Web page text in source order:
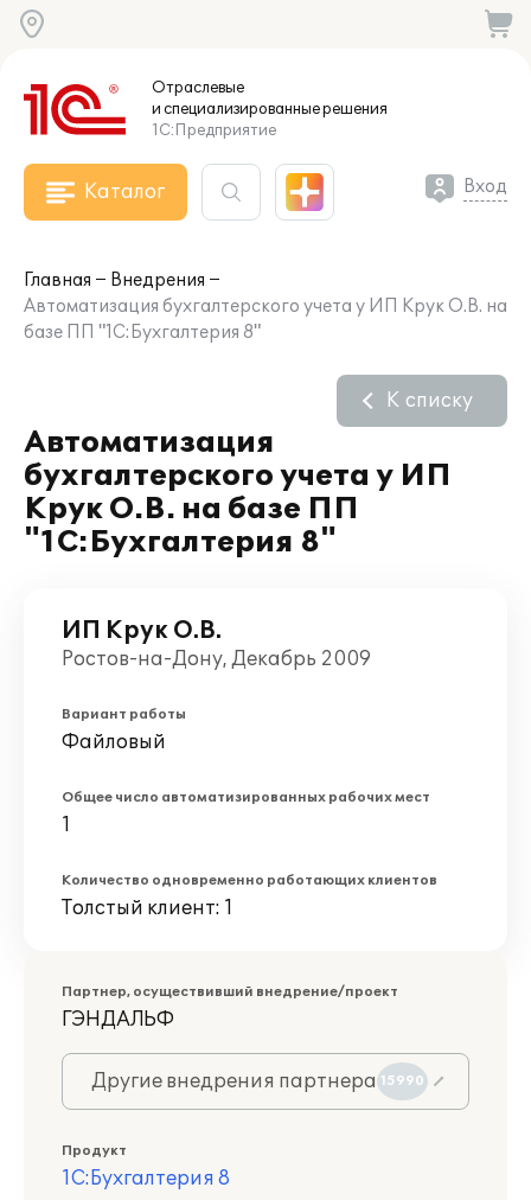
Отраслевые
и специализированныерешения
1С:Предприятие
Каталог Вход
Главная
Внедрения
Автоматизация бухгалтерского учета у ИП Крук О.В. на
базе ПП "1С:Бухгалтерия 8"
Автоматизация
бухгалтерского учета у ИП
Крук О.В. на базе ПП
"1С:Бухгалтерия 8"
К списку
ИП Крук О.В.
Ростов-на-Дону, Декабрь 2009
Вариант работы
Файловый
Общее число автоматизированных рабочих мест
1
Количество одновременно работающих клиентов
Толстый клиент: 1
Партнер, осуществивший внедрение/проект
ГЭНДАЛЬФ
Другие внедрения партнера 15990
Продукт
1С:Бухгалтерия 8